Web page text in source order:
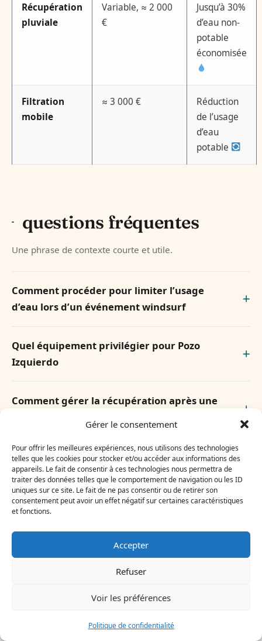
Gérer le consentement
Pour offrir les meilleures expériences, nous utilisons des technologies
telles que les cookies pour stocker et/ou accéder aux informations des
appareils. Le fait de consentir à ces technologies nous permettra de
traiter des données telles que le comportement de navigation ou les ID
uniques sur ce site. Le fait de ne pas consentir ou de retirer son
consentement peut avoir un effet négatif sur certaines caractéristiques
et fonctions.
Accepter
Refuser
Voir les préférences
Politique de confidentialité
Récupération
pluviale
Variable, ≈ 2 000
€
Jusqu’à 30%
d’eau non-
potable
économisée
Filtration
mobile
≈ 3 000 €
Réduction
de l’usage
d’eau
potable
questions fréquentes
Une phrase de contexte courte et utile.
Comment procéder pour limiter l’usage
d’eau lors d’un événement windsurf
Quel équipement privilégier pour Pozo
Izquierdo
Comment gérer la récupération après une
Les gains techniques sont-ils mesurables
rapidement
Quel budget prévoir pour rendre une
POUR POZO IZQUIERDO
ajuster la tension du wishbone et le placement des